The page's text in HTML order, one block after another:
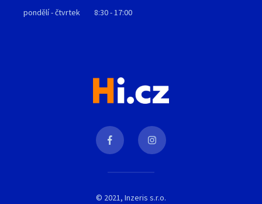
pondělí - čtvrtek 8:30 - 17:00
© 2021, Inzeris s.r.o.